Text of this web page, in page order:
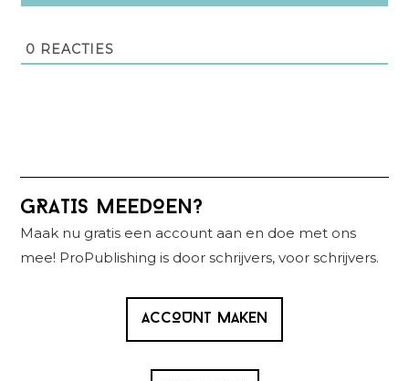
0 REACTIES
Primaire
Sidebar
GRATIS MEEDOEN?
Maak nu gratis een account aan en doe met ons
mee! ProPublishing is door schrijvers, voor schrijvers.
ACCOUNT MAKEN